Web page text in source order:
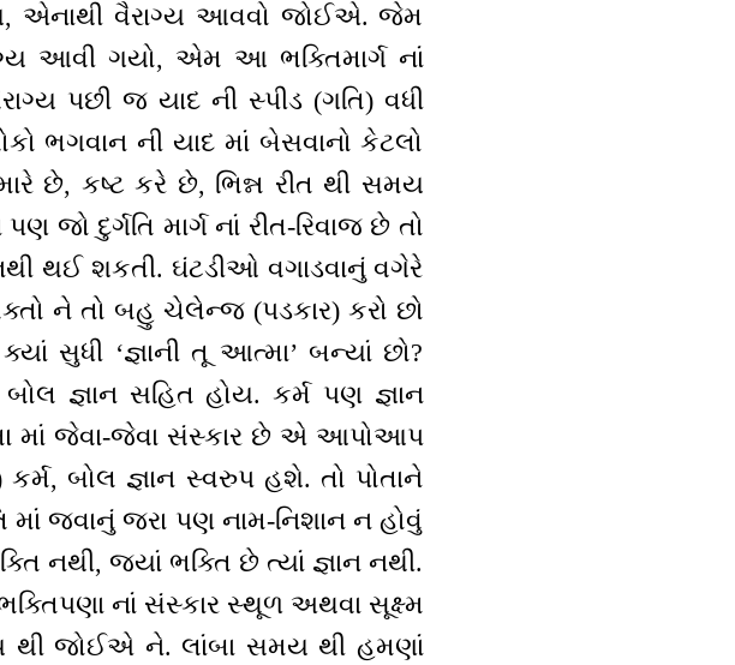
એનાથી વૈરાગ્ય આવવો જોઈએ. જેમ
આવી ગયો, એમ આ ભક્તિમાર્ગ નાં
પછી જ યાદ ની સ્પીડ (ગતિ) વધી
ભગવાન ની યાદ માં બેસવાનો કેટલો
છે, કષ્ટ કરે છે, ભિન્ન રીત થી સમય
દુર્ગતિ માર્ગ નાં રીત-રિવાજ છે તો
થઈ શકતી. ઘંટડીઓ વગાડવાનું વગેરે
ને તો બહુ ચેલેન્જ (પડકાર) કરો છો
સુધી ‘જ્ઞાની તૂ આત્મા’ બન્યાં છો?
જ્ઞાન સહિત હોય. કર્મ પણ જ્ઞાન
માં જેવા-જેવા સંસ્કાર છે એ આપોઆપ
બોલ જ્ઞાન સ્વરુપ હશે. તો પોતાને
માં જવાનું જરા પણ નામ-નિશાન ન હોવું
નથી, જ્યાં ભક્તિ છે ત્યાં જ્ઞાન નથી.
નાં સંસ્કાર સ્થૂળ અથવા સૂક્ષ્મ
થી જોઈએ ને. લાંબા સમય થી હમણાં